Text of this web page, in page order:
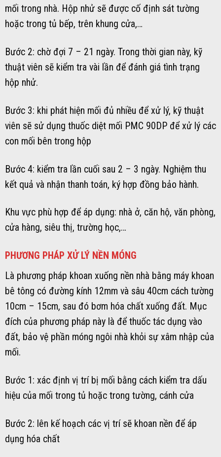
mối trong nhà. Hộp nhử sẽ được cố định sát tường
hoặc trong tủ bếp, trên khung cửa,…
Bước 2: chờ đợi 7 – 21 ngày. Trong thời gian này, kỹ
thuật viên sẽ kiểm tra vài lần để đánh giá tình trạng
hộp nhử.
Bước 3: khi phát hiện mối đủ nhiều để xử lý, kỹ thuật
viên sẽ sử dụng thuốc diệt mối PMC 90DP để xử lý các
con mối bên trong hộp
Bước 4: kiểm tra lần cuối sau 2 – 3 ngày. Nghiệm thu
kết quả và nhận thanh toán, ký hợp đồng bảo hành.
Khu vực phù hợp để áp dụng: nhà ở, căn hộ, văn phòng,
cửa hàng, siêu thị, trường học,…
PHƯƠNG PHÁP XỬ LÝ NỀN MÓNG
Là phương pháp khoan xuống nền nhà bằng máy khoan
bê tông có đường kính 12mm và sâu 40cm cách tường
10cm – 15cm, sau đó bơm hóa chất xuống đất. Mục
đích của phương pháp này là để thuốc tác dụng vào
đất, bảo vệ phần móng ngôi nhà khỏi sự xâm nhập của
mối.
Bước 1: xác định vị trí bị mối bằng cách kiểm tra dấu
hiệu của mối trong tủ hoặc trong tường, cánh cửa
Bước 2: lên kế hoạch các vị trí sẽ khoan nền để áp
dụng hóa chất